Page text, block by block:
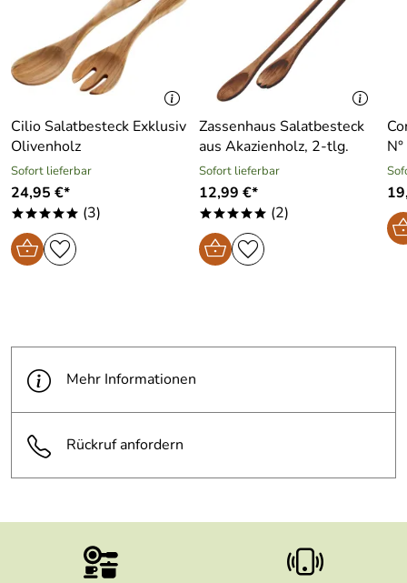
Cilio Salatbesteck Exklusiv
Olivenholz
Sofort lieferbar
24,95 €*
***** (3)
Zassenhaus Salatbesteck
aus Akazienholz, 2-tlg.
Sofort lieferbar
12,99 €*
***** (2)
Mehr Informationen
Rückruf anfordern